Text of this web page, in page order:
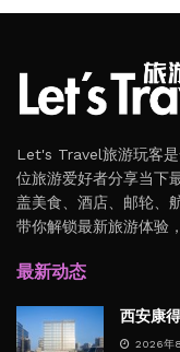
Let's Travel旅游玩客
位旅游爱好者分享当下
盖美食、酒店、邮轮、
带你解锁最新旅游体验
最新动态
西安康
2026年